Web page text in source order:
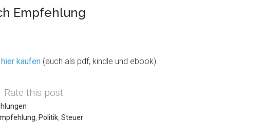
Empfehlung
hier kaufen (auch als pdf, kindle und ebook).
Rate this post
Politik Steuer